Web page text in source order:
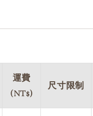
運費
(NT$)
尺寸限制